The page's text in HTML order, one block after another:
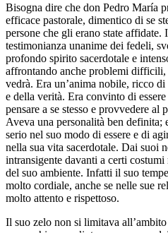
Bisogna dire che don Pedro María
efficace pastorale, dimentico di se
persone che gli erano state affidate.
testimonianza unanime dei fedeli,
profondo spirito sacerdotale e
affrontando anche problemi difficili,
vedrà. Era un’anima nobile, ricco
e della verità. Era convinto di
pensare a se stesso e provvedere al
Aveva una personalità ben definita;
serio nel suo modo di essere e di
nella sua vita sacerdotale. Dai suoi
intransigente davanti a certi
del suo ambiente. Infatti il suo
molto cordiale, anche se nelle sue
molto attento e rispettoso.
Il suo zelo non si limitava